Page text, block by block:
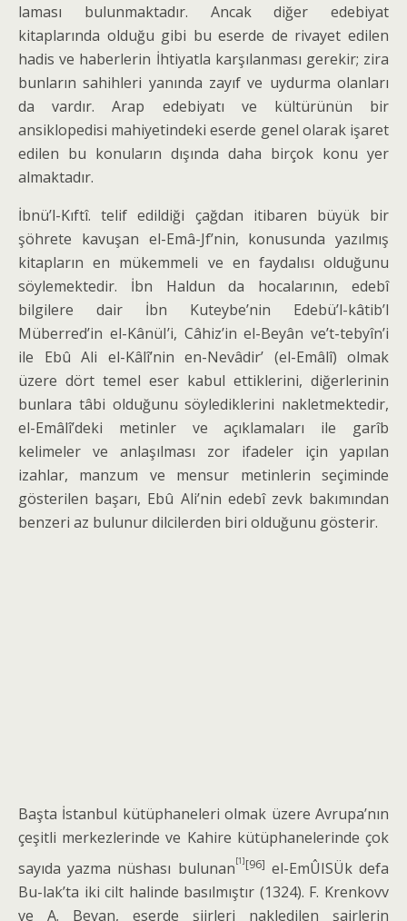
laması bulunmaktadır. Ancak diğer edebiyat
kitaplarında olduğu gibi bu eser­de de rivayet edilen
hadis ve haberlerin İhtiyatla karşılanması gerekir; zira
bun­ların sahihleri yanında zayıf ve uydur­ma olanları
da vardır. Arap edebiyatı ve kültürünün bir
ansiklopedisi mahiyetin­deki eserde genel olarak işaret
edilen bu konuların dışında daha birçok konu yer
almaktadır.
İbnü’l-Kıftî. telif edildiği çağdan itiba­ren büyük bir
şöhrete kavuşan el-Emâ-Jf’nin, konusunda yazılmış
kitapların en mükemmeli ve en faydalısı olduğunu
söylemektedir. İbn Haldun da hocaları­nın, edebî
bilgilere dair İbn Kuteybe’nin Edebü’l-kâtib’l
Müberred’in el-KânüI’i, Câhiz’in el-Beyân ve’t-tebyîn’i
ile Ebû Ali el-Kâlî’nin en-Nevâdir’ (el-Emâlî) olmak
üzere dört temel eser kabul et­tiklerini, diğerlerinin
bunlara tâbi oldu­ğunu söylediklerini nakletmektedir,
el-Emâlî’deki metinler ve açıklamaları ile garîb
kelimeler ve anlaşılması zor ifadeler için yapılan
izahlar, manzum ve men­sur metinlerin seçiminde
gösterilen ba­şarı, Ebû Ali’nin edebî zevk bakımından
benzeri az bulunur dilcilerden biri oldu­ğunu gösterir.
Başta İstanbul kütüphaneleri olmak üzere Avrupa’nın
çeşitli merkezlerinde ve Kahire kütüphanelerinde çok
sayıda yazma nüshası bulunan[1][96] el-EmÛISÜk defa
Bu-lak’ta iki cilt halinde basılmıştır (1324). F. Krenkovv
ve A. Bevan, eserde şiirleri nakledilen şairlerin